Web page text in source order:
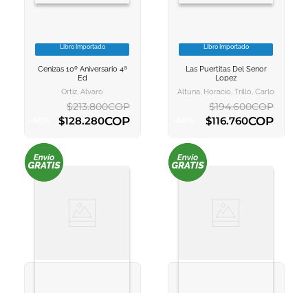
VER INFORMACION
AGREGAR AL
Libro Importado
Cenizas 10º Aniversario 4ª
Ed
Ortiz, Alvaro
$213.800COP
$128.280COP
AGREGAR AL CARRITO
VER INFORMACION
AGREGAR AL
Libro Importado
Las Puertitas Del Senor
Lopez
Altuna, Horacio, Trillo, Carlos
$194.600COP
$116.760COP
AGREGAR AL CARRITO